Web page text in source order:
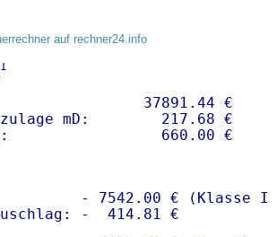
auf rechner24.info
1
37891.44 €
mD:        217.68 €
- 7542.00 € (Klasse I)
-  414.81 €